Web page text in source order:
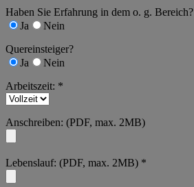
Haben Sie Erfahrung in dem o. g. Bereich?
Ja
Nein
Quereinsteiger?
Ja
Nein
Arbeitszeit: *
Anschreiben: (PDF, max. 2MB)
Lebenslauf: (PDF, max. 2MB) *